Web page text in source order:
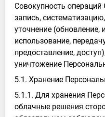
Совокупность
запись,
уточнение (обновление,
использование,
предоставление,
уничтожение
5.1. Хранение
5.1.1. Для хранения
облачные решения